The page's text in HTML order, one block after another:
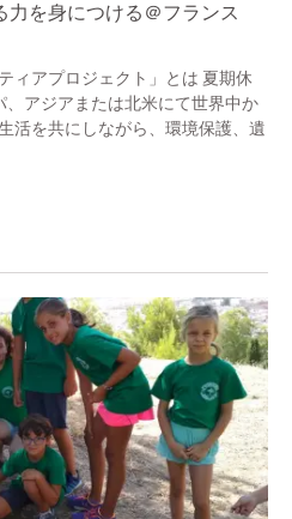
力を身につける＠フランス
ィアプロジェクト」とは 夏期休
アジアまたは北米にて世界中か
活を共にしながら、環境保護、遺